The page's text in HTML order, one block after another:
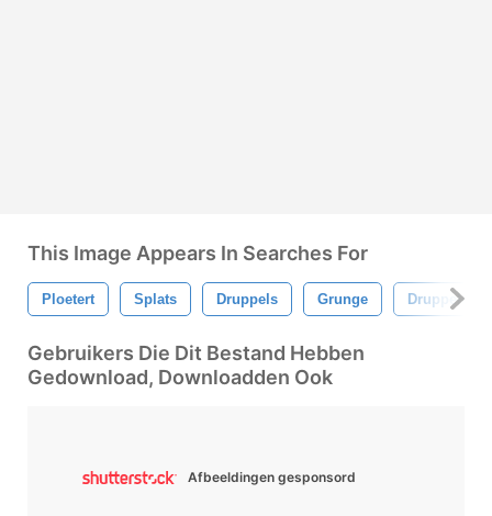
This Image Appears In Searches For
Ploetert Splats Druppels Grunge Druppelen
Gebruikers Die Dit Bestand Hebben
Gedownload, Downloadden Ook
Afbeeldingen gesponsord